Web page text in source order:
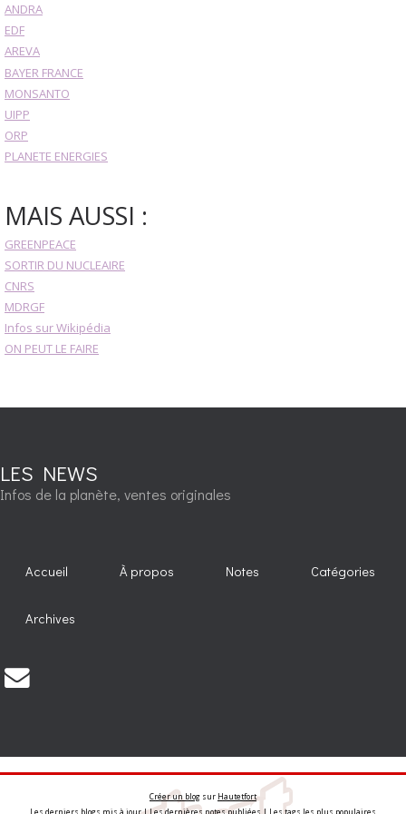
ANDRA
EDF
AREVA
BAYER FRANCE
MONSANTO
UIPP
ORP
PLANETE ENERGIES
MAIS AUSSI :
GREENPEACE
SORTIR DU NUCLEAIRE
CNRS
MDRGF
Infos sur Wikipédia
ON PEUT LE FAIRE
LES NEWS
Infos de la planète, ventes originales
Accueil À propos Notes Catégories
Archives
Créer un blog sur Hautetfort
Les derniers blogs mis à jour|Les dernières notes publiées | Les tags les plus populaires